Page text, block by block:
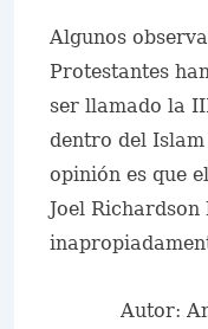
Algunos
Protestantes
ser llamado la
dentro del Islam
opinión es que
Joel Richardson
Autor: